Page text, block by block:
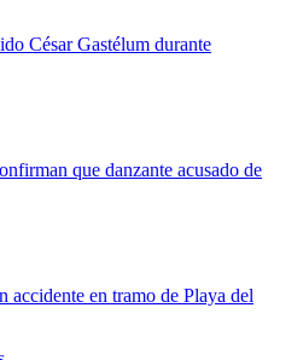
César Gastélum durante
que danzante acusado de
accidente en tramo de Playa del